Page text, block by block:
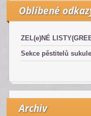
Oblíbené
ZEL(e)NÉ
Sekce pěstitelů
Archiv